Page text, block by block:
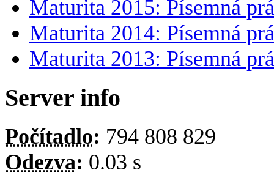
Maturita 2015: Písemná
Maturita 2014: Písemná
Maturita 2013: Písemná
Server info
Počítadlo: 794 808 829
Odezva: 0.03 s